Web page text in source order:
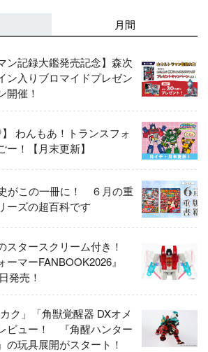
月間
ン記録大鑑発売記念】森次
ン入りブロマイドプレゼン
開催！
わんもあ！トランスフォ
ー！【月末更新】
がこの一冊に！ ６月の重
ーズの超百科です
スタースクリーム付き！
ーマーFANBOOK2026』
発売！
ク」「角獣覚醒器 DXオメ
ビュー！ 『角醒ハンター
の玩具展開がスタート！